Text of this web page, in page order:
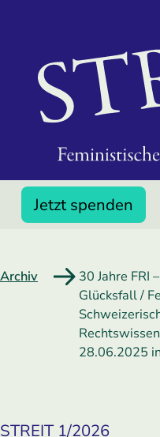
Jetzt spenden
Archiv
30 Jahre FRI
Glücksfall /
28.06.2025
STREIT 1/2026